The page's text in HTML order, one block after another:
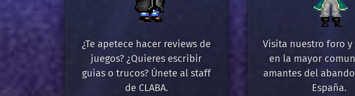
¿Te apetece hacer reviews de
juegos? ¿Quieres escribir
guias o trucos? Únete al staff
de CLABA.
Visita nuestro foro
en la mayor
amantes del
España.